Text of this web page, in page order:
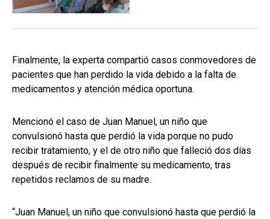
Finalmente, la experta compartió casos conmovedores de
pacientes que han perdido la vida debido a la falta de
medicamentos y atención médica oportuna.
Mencionó el caso de Juan Manuel, un niño que
convulsionó hasta que perdió la vida porque no pudo
recibir tratamiento, y el de otro niño que falleció dos días
después de recibir finalmente su medicamento, tras
repetidos reclamos de su madre.
“Juan Manuel, un niño que convulsionó hasta que perdió la